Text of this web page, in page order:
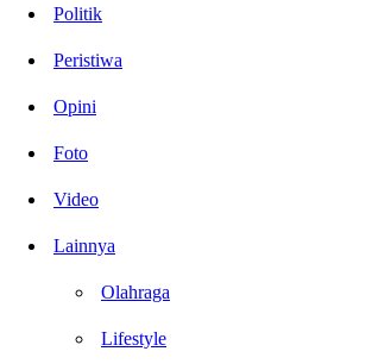
Politik
Peristiwa
Opini
Foto
Video
Lainnya
Olahraga
Lifestyle